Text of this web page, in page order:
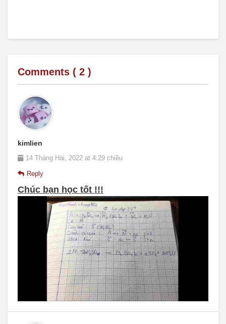
Comments ( 2 )
kimlien
14 Tháng Hai, 2022 at 4:29 chiều
Reply
Chúc bạn học tốt !!!